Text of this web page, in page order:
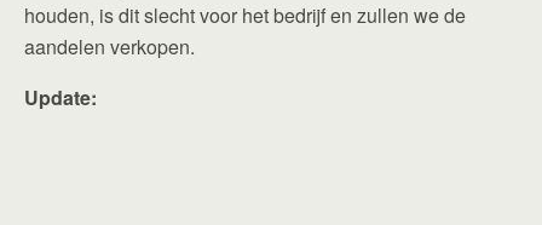
houden, is dit slecht voor het bedrijf en zullen we de
aandelen verkopen.
Update: